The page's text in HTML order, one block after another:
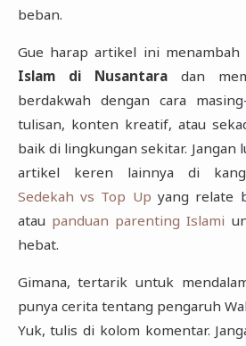
beban.
Gue harap artikel ini menambah
Islam di Nusantaradan
berdakwah dengan cara
tulisan, konten kreatif, atau
baik di lingkungan sekitar. Jangan
artikel keren lainnya di
Sedekah vs Top Up yang relate
atau panduan parenting Islami
hebat.
Gimana, tertarik untuk
punya cerita tentang pengaruh
Yuk, tulis di kolom komentar.